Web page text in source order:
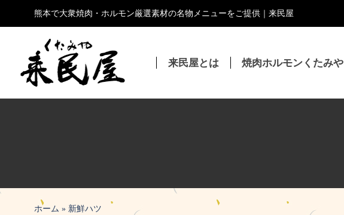
ス
熊本で大衆焼肉・ホルモン厳選素材の名物メニューをご提供｜来民屋
来民屋とは 焼肉ホルモンくたみや
ホーム » 新鮮ハツ